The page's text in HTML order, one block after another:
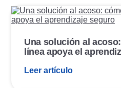
E
n
Una solución al
línea apoya el
Leer artículo